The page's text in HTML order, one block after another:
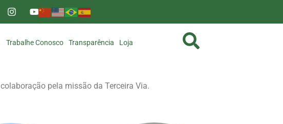
Trabalhe Conosco Transparência Loja
pela missão da Terceira Via.